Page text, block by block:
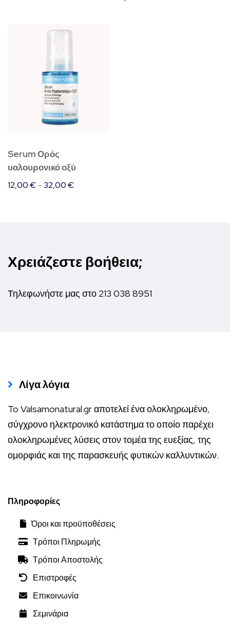
πολλαπλές
παραλλαγές.
μπορούν
να
επιλεγούν
Serum Ορός
υαλουρονικό οξύ
12,00€– 32,00€
Χρειάζεστε βοήθεια;
Τηλεφωνήστε μας στο 213 038 8951
Λίγα λόγια
To Valsamonatural.gr αποτελεί ένα ολοκληρωμένο,
σύγχρονο ηλεκτρονικό κατάστημα το οποίο παρέχει
ολοκληρωμένες λύσεις στον τομέα της ευεξίας, της
ομορφιάς και της παρασκευής φυτικών καλλυντικών.
Πληροφορίες
Όροι και προϋποθέσεις
Τρόποι Πληρωμής
Τρόποι Αποστολής
Επιστροφές
Επικοινωνία
Σεμινάρια